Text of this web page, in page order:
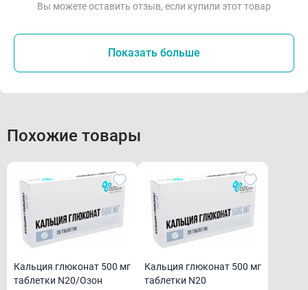
Вы можете оставить отзыв, если купили этот товар
Показать больше
Похожие товары
Кальция глюконат 500 мг
таблетки N20/Озон
Кальция глюконат 500 мг
таблетки N20